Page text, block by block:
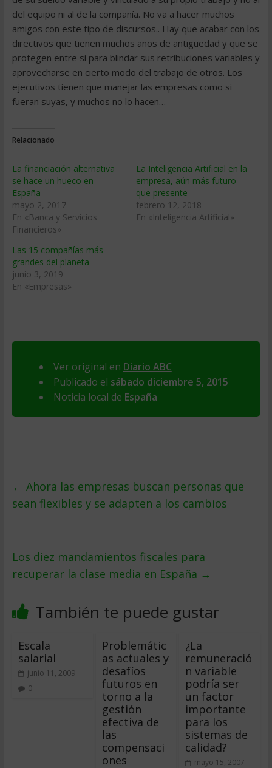
del equipo ni al de la compañía. No va a hacer muchos
amigos con este tipo de discursos.. Hay que acabar con los
directivos que tienen muchos años de antiguedad y que se
protegen entre sí para blindar sus retribuciones variables y
aprovecharse en cierto modo del trabajo de otros. Los
ejecutivos tienen que manejar las empresas como si
fueran suyas, y muchos no lo hacen…
Relacionado
La financiación alternativa
se hace un hueco en
España
mayo 2, 2017
En «Banca y Servicios
Financieros»
La Inteligencia Artificial en la
empresa, aún más futuro
que presente
febrero 12, 2018
En «Inteligencia Artificial»
Las 15 compañías más
grandes del planeta
junio 3, 2019
En «Empresas»
Ver original en Diario ABC
Publicado el sábado diciembre 5, 2015
Noticia local de España
← Ahora las empresas buscan personas que
sean flexibles y se adapten a los cambios
Los diez mandamientos fiscales para
recuperar la clase media en España →
También te puede gustar
Escala
salarial
junio 11, 2009
0
Problemátic
as actuales y
desafíos
futuros en
torno a la
gestión
efectiva de
las
compensaci
ones
¿La
remuneració
n variable
podría ser
un factor
importante
para los
sistemas de
calidad?
mayo 15, 2007